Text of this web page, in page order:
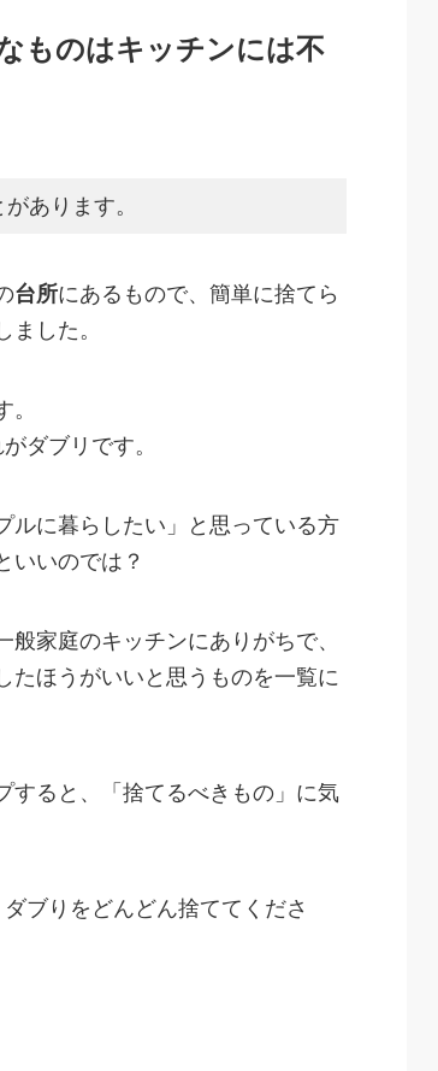
ものはキッチンには不
あります。
台所にあるもので、簡単に捨てら
した。
ダブリです。
ルに暮らしたい」と思っている方
いいのでは？
家庭のキッチンにありがちで、
たほうがいいと思うものを一覧に
すると、「捨てるべきもの」に気
ブりをどんどん捨ててくださ